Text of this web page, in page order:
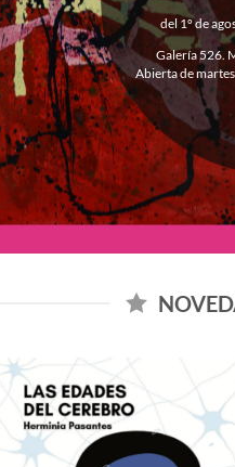
del 1º de
Galería 526.
Abierta de